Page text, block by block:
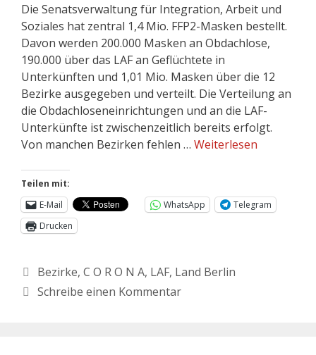
Die Senatsverwaltung für Integration, Arbeit und
Soziales hat zentral 1,4 Mio. FFP2-Masken bestellt.
Davon werden 200.000 Masken an Obdachlose,
190.000 über das LAF an Geflüchtete in
Unterkünften und 1,01 Mio. Masken über die 12
Bezirke ausgegeben und verteilt. Die Verteilung an
die Obdachloseneinrichtungen und an die LAF-
Unterkünfte ist zwischenzeitlich bereits erfolgt.
Von manchen Bezirken fehlen … Weiterlesen
Teilen mit:
E-Mail
WhatsApp
Telegram
Drucken
Bezirke, C O R O N A, LAF, Land Berlin
Schreibe einen Kommentar